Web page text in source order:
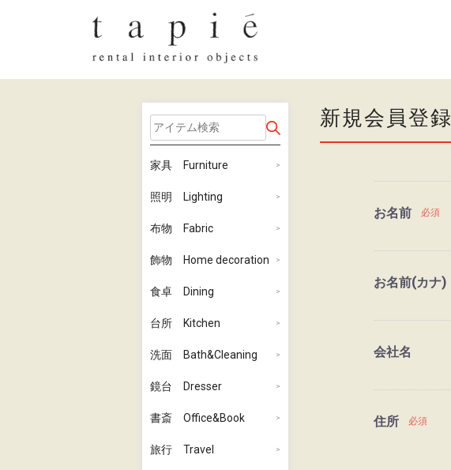
家具 Furniture
照明 Lighting
布物 Fabric
飾物 Home decoration
食卓 Dining
台所 Kitchen
洗面 Bath&Cleaning
鏡台 Dresser
書斎 Office&Book
旅行 Travel
新規会員登録
お名前 必須
お名前(カナ)
会社名
住所 必須